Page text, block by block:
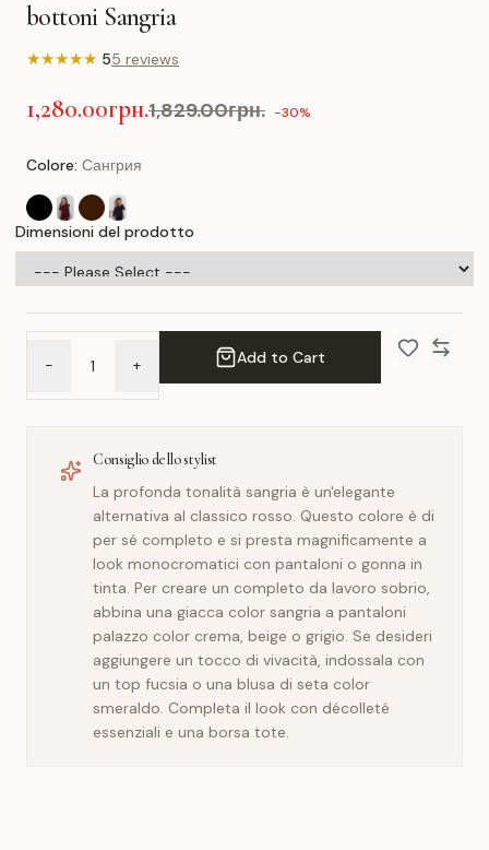
bottoni Sangria
★★★★★ 55 reviews
1,280.00грн.1,829.00грн. -30%
Colore: Сангрия
Dimensioni del prodotto
- + Add to Cart
Consiglio dello stylist
La profonda tonalità sangria è un'elegante
alternativa al classico rosso. Questo colore è di
per sé completo e si presta magnificamente a
look monocromatici con pantaloni o gonna in
tinta. Per creare un completo da lavoro sobrio,
abbina una giacca color sangria a pantaloni
palazzo color crema, beige o grigio. Se desideri
aggiungere un tocco di vivacità, indossala con
un top fucsia o una blusa di seta color
smeraldo. Completa il look con décolleté
essenziali e una borsa tote.